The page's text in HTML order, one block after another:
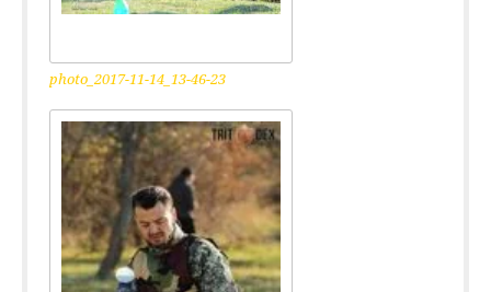
photo_2017-11-14_13-46-23